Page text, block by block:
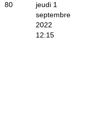
80
jeudi 1
septembre
2022
12:15